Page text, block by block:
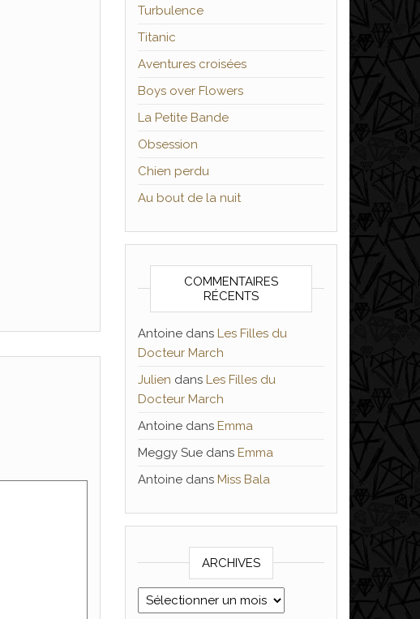
Turbulence
Titanic
Aventures croisées
Boys over Flowers
La Petite Bande
Obsession
Chien perdu
Au bout de la nuit
COMMENTAIRES
RÉCENTS
Antoinedans Les Filles du
Docteur March
Julien dans Les Filles du
Docteur March
Antoinedans Emma
Meggy Suedans Emma
Antoinedans Miss Bala
ARCHIVES
Archives